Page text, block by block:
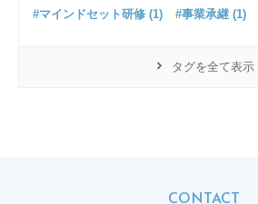
#マインドセット研修 (1)
#事業承継 (1)
タグを全て表示
CONTACT